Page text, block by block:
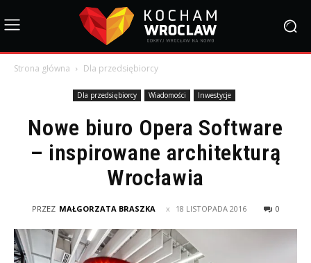
Strona główna Dla przedsiębiorcy
Dla przedsiębiorcy Wiadomości Inwestycje
Nowe biuro Opera Software
– inspirowane architekturą
Wrocławia
PRZEZ MAŁGORZATA BRASZKA 18 LISTOPADA 2016 0